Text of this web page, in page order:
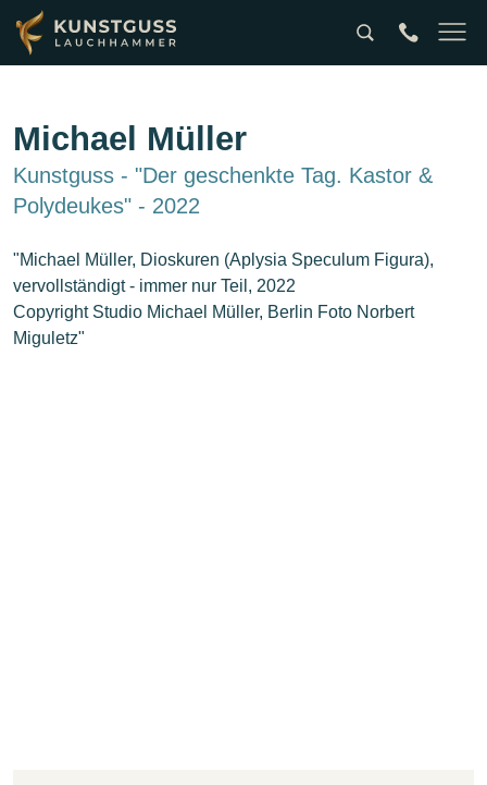
Suche
Michael Müller
Kunstguss - "Der geschenkte Tag. Kastor &
Polydeukes" - 2022
"Michael Müller, Dioskuren (Aplysia Speculum Figura),
vervollständigt - immer nur Teil, 2022
Copyright Studio Michael Müller, Berlin Foto Norbert
Miguletz"